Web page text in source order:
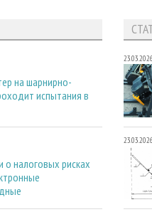
на шарнирно-
испытания в
о налоговых рисках
23.03.2026
23.03.2026